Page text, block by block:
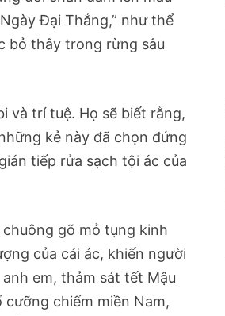
Đại Thắng,” như thể
bỏ thây trong rừng sâu
và trí tuệ. Họ sẽ biết rằng,
kẻ này đã chọn đứng
tiếp rửa sạch tội ác của
gõ mỏ tụng kinh
của cái ác, khiến người
em, thảm sát tết Mậu
cưỡng chiếm miền Nam,